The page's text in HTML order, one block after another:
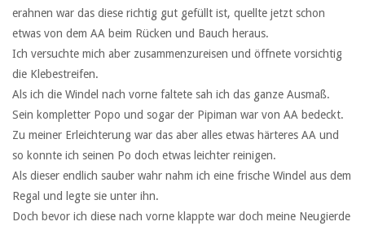
erahnen war das diese richtig gut gefüllt ist, quellte jetzt schon
etwas von dem AA beim Rücken und Bauch heraus.
Ich versuchte mich aber zusammenzureisen und öffnete vorsichtig
die Klebestreifen.
Als ich die Windel nach vorne faltete sah ich das ganze Ausmaß.
Sein kompletter Popo und sogar der Pipiman war von AA bedeckt.
Zu meiner Erleichterung war das aber alles etwas härteres AA und
so konnte ich seinen Po doch etwas leichter reinigen.
Als dieser endlich sauber wahr nahm ich eine frische Windel aus dem
Regal und legte sie unter ihn.
Doch bevor ich diese nach vorne klappte war doch meine Neugierde